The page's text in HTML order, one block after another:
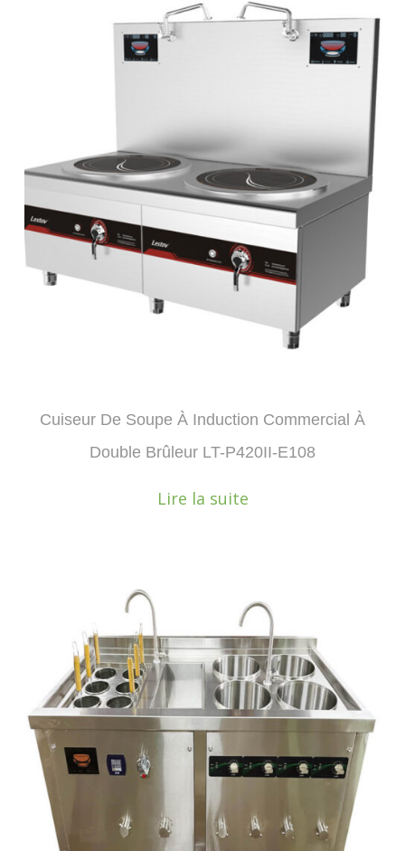
Cuiseur De Soupe À Induction Commercial À
Double Brûleur LT-P420II-E108
Lire la suite